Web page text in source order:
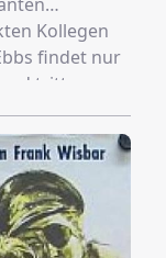
Kollegen
findet nur
tritt
Fettnäpfchen